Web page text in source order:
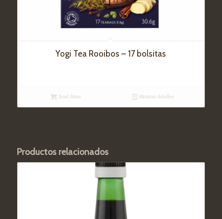
Yogi Tea Rooibos – 17 bolsitas
Read More Mostrar detalles
Productos relacionados